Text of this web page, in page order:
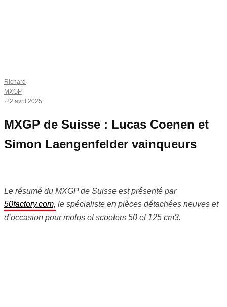
Richard ·
MXGP
·22 avril 2025
MXGP de Suisse : Lucas Coenen et
Simon Laengenfelder vainqueurs
Le résumé du MXGP de Suisse est présenté par
50factory.com, le spécialiste en pièces détachées neuves et
d’occasion pour motos et scooters 50 et 125 cm3.